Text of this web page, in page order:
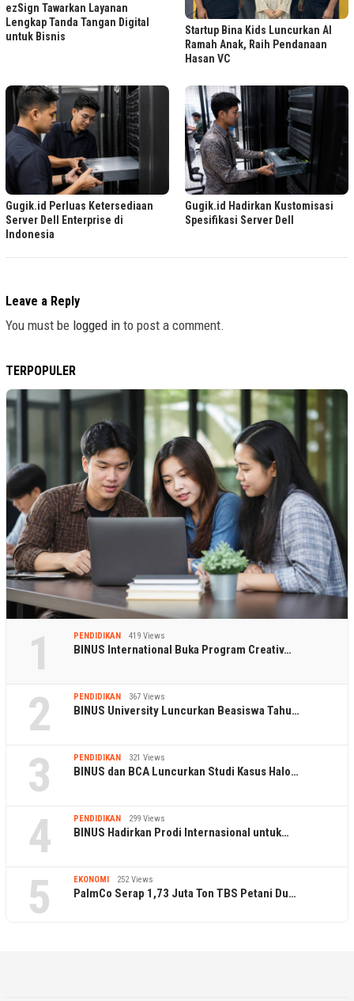
ezSign Tawarkan Layanan
Lengkap Tanda Tangan Digital
untuk Bisnis
Startup Bina Kids Luncurkan AI
Ramah Anak, Raih Pendanaan
Hasan VC
Gugik.id Perluas Ketersediaan
Server Dell Enterprise di
Indonesia
Gugik.id Hadirkan Kustomisasi
Spesifikasi Server Dell
Leave a Reply
You must be logged in to post a comment.
TERPOPULER
1 PENDIDIKAN 419 Views
BINUS International Buka Program Creativ…
2 PENDIDIKAN 367 Views
BINUS University Luncurkan Beasiswa Tahu…
3 PENDIDIKAN 321 Views
BINUS dan BCA Luncurkan Studi Kasus Halo…
4 PENDIDIKAN 299 Views
BINUS Hadirkan Prodi Internasional untuk…
5 EKONOMI 252 Views
PalmCo Serap 1,73 Juta Ton TBS Petani Du…